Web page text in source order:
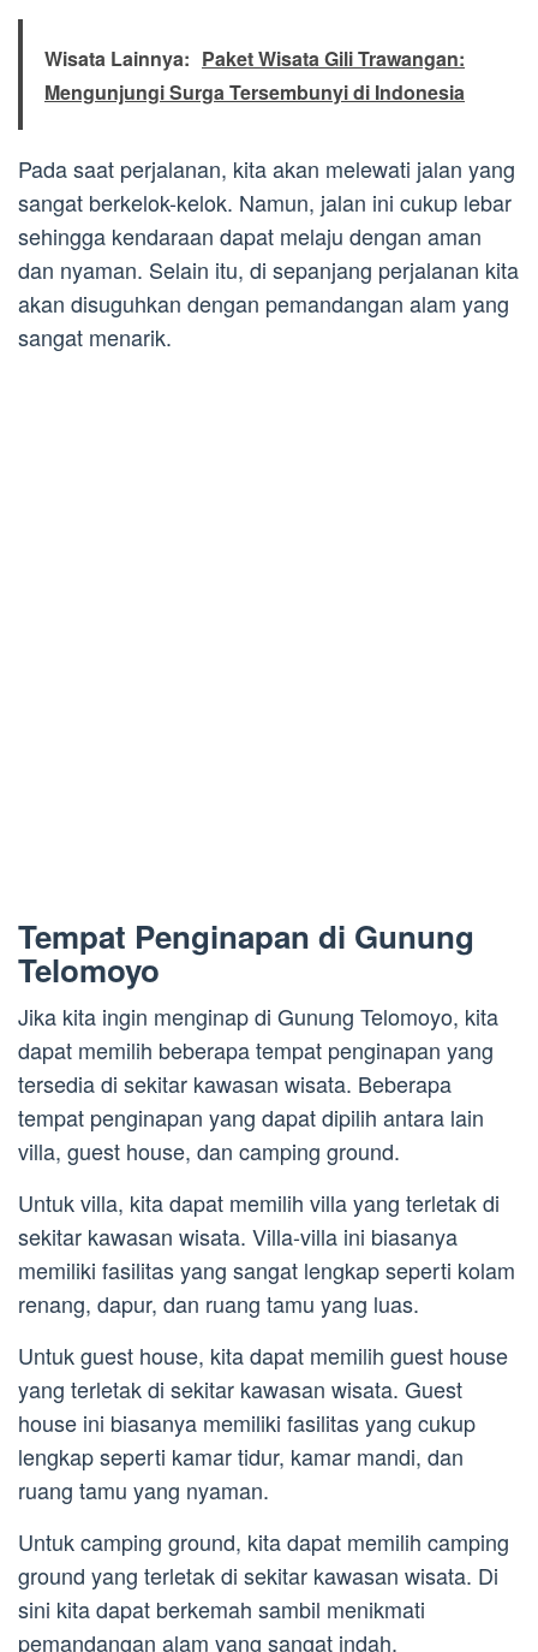
Wisata Lainnya: Paket Wisata Gili Trawangan:
Mengunjungi Surga Tersembunyi di Indonesia
Pada saat perjalanan, kita akan melewati jalan yang
sangat berkelok-kelok. Namun, jalan ini cukup lebar
sehingga kendaraan dapat melaju dengan aman
dan nyaman. Selain itu, di sepanjang perjalanan kita
akan disuguhkan dengan pemandangan alam yang
sangat menarik.
Tempat Penginapan di Gunung
Telomoyo
Jika kita ingin menginap di Gunung Telomoyo, kita
dapat memilih beberapa tempat penginapan yang
tersedia di sekitar kawasan wisata. Beberapa
tempat penginapan yang dapat dipilih antara lain
villa, guest house, dan camping ground.
Untuk villa, kita dapat memilih villa yang terletak di
sekitar kawasan wisata. Villa-villa ini biasanya
memiliki fasilitas yang sangat lengkap seperti kolam
renang, dapur, dan ruang tamu yang luas.
Untuk guest house, kita dapat memilih guest house
yang terletak di sekitar kawasan wisata. Guest
house ini biasanya memiliki fasilitas yang cukup
lengkap seperti kamar tidur, kamar mandi, dan
ruang tamu yang nyaman.
Untuk camping ground, kita dapat memilih camping
ground yang terletak di sekitar kawasan wisata. Di
sini kita dapat berkemah sambil menikmati
pemandangan alam yang sangat indah.